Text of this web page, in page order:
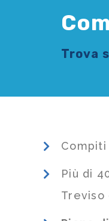
Trova
Più di
Treviso